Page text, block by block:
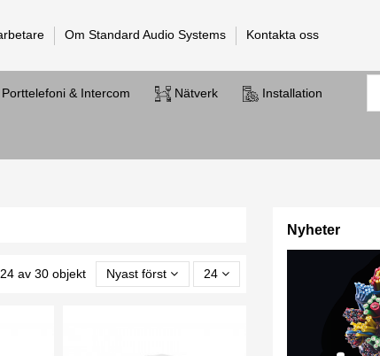
Om Standard Audio Systems Kontakta oss
Porttelefoni & Intercom Nätverk Installation
av 30 objekt Nyast först 24
Nyheter